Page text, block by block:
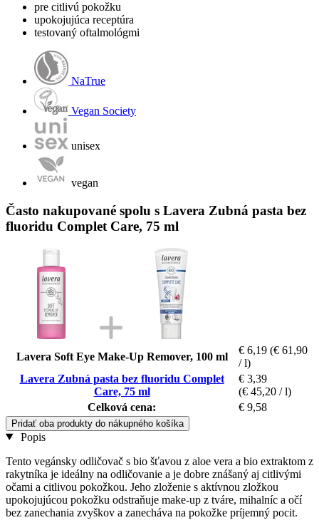
pre citlivú pokožku
upokojujúca receptúra
testovaný oftalmológmi
NaTrue
Vegan Society
unisex
vegan
Často nakupované spolu s Lavera Zubná pasta bez
fluoridu Complet Care, 75 ml
Lavera Soft Eye Make-Up Remover, 100 ml
€ 6,19 (€ 61,90
/ l)
Lavera Zubná pasta bez fluoridu Complet
Care, 75 ml
€ 3,39
(€ 45,20 / l)
Celková cena:
€ 9,58
Pridať oba produkty do nákupného košíka
Popis
Tento vegánsky odličovač s bio šťavou z aloe vera a bio extraktom z
rakytníka je ideálny na odličovanie a je dobre znášaný aj citlivými
očami a citlivou pokožkou. Jeho zloženie s aktívnou zložkou
upokojujúcou pokožku odstraňuje make-up z tváre, mihalníc a očí
bez zanechania zvyškov a zanecháva na pokožke príjemný pocit.